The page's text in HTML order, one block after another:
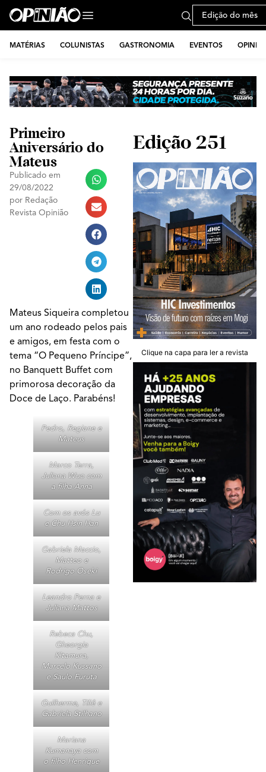
Edição do mês
MATÉRIAS COLUNISTAS GASTRONOMIA EVENTOS
Primeiro
Aniversário do
Mateus
Publicado em
29/08/2022
por Redação
Revista Opinião
Mateus Siqueira completou
um ano rodeado pelos pais
e amigos, em festa com o
tema “O Pequeno Príncipe”,
no Banquett Buffet com
primorosa decoração da
Doce de Laço. Parabéns!
Pedro, Regiane e
Mateus
Marco Terra,
Juliana Wuo com
a filha Anna
Com os avós Lu
e Chu Hsin Han
Gabriela Maccio,
Matteo e
Rodrigo Oseki
Leandro Perna e
Juliana Mattos
Rebeca Chu,
Gheorgia
Kitamura,
Marcelo Kussano
e Saulo Furuta
Guilherme, Tiliê e
Gabriela Stilhano
Mariana
Kumanaya com
o filho Henrique
Edição 251
Clique na capa para ler a revista